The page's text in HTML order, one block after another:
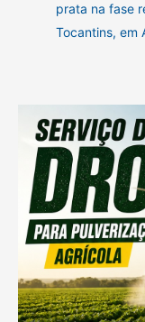
prata na fase
Tocantins, em